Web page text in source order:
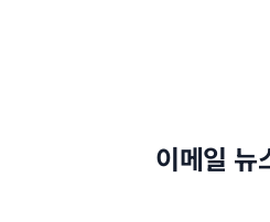
이메일 뉴